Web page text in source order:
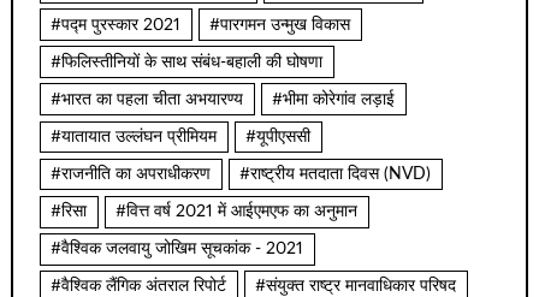
#पद्म पुरस्कार 2021 #पारगमन उन्मुख विकास
#फिलिस्तीनियों के साथ संबंध-बहाली की घोषणा
#भारत का पहला चीता अभयारण्य #भीमा कोरेगांव लड़ाई
#यातायात उल्लंघन प्रीमियम #यूपीएससी
#राजनीति का अपराधीकरण #राष्ट्रीय मतदाता दिवस (NVD)
#रिसा #वित्त वर्ष 2021 में आईएमएफ का अनुमान
#वैश्विक जलवायु जोखिम सूचकांक - 2021
#वैश्विक लैंगिक अंतराल रिपोर्ट #संयुक्त राष्ट्र मानवाधिकार परिषद